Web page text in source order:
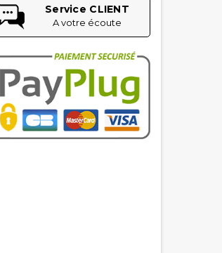
Service CLIENT
A votre écoute